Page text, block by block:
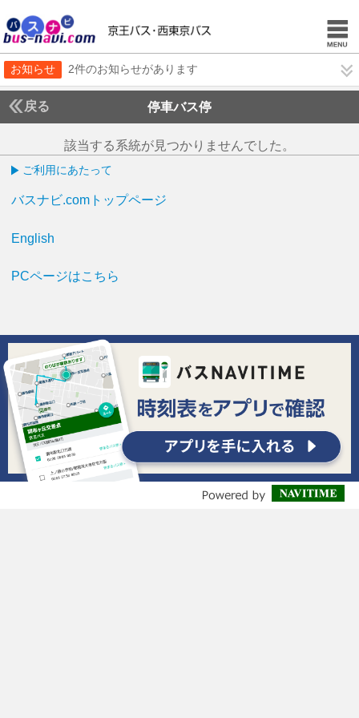
お知らせ 2件のお知らせがあります
戻る 停車バス停
該当する系統が見つかりませんでした。
ご利用にあたって
バスナビ.comトップページ
English
PCページはこちら